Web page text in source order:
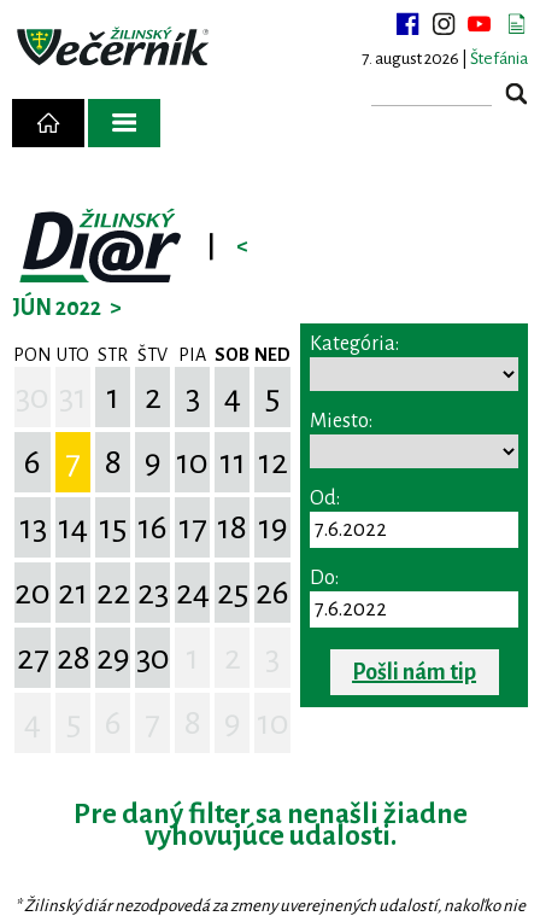
7. august 2026 | Štefánia
<
JÚN 2022 >
PON UTO STR ŠTV PIA SOB NED
1 2 3 4
5
6
7 8 9 10 11 12
13 14 15 16 17 18 19
20 21 22 23 24 25 26
27 28 29 30
Kategória:
Miesto:
Od:
Do:
Pošli nám tip
Pre daný filter sa nenašli žiadne
vyhovujúce udalosti.
* Žilinský diár nezodpovedá za zmeny uverejnených udalostí, nakoľko nie